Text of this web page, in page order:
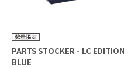
PARTS STOCKER - LC EDITION
BLUE